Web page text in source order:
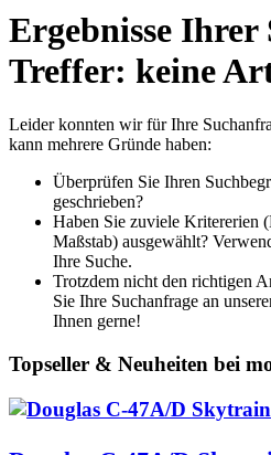
Ergebnisse Ihrer
Treffer: keine
Leider konnten wir für Ihre
kann mehrere Gründe haben:
Überprüfen Sie Ihren
geschrieben?
Haben Sie zuviele Kritererien
Maßstab) ausgewählt?
Ihre Suche.
Trotzdem nicht den richtigen
Sie Ihre Suchanfrage an
Ihnen gerne!
Topseller & Neuheiten bei